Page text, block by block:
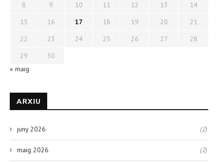
8 9 10 11 12 13
14
15
16 17 18 19 20
21
22
23 24 25 26 27
28
29
30
« maig
ARXIU
juny 2026 (2)
maig 2026 (2)